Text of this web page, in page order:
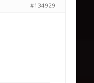
#134929